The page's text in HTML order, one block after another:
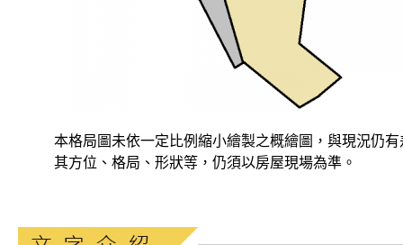
本格局圖未依一定比例縮小繪製之概繪圖，與現況仍有
其方位、格局、形狀等，仍須以房屋現場為準。